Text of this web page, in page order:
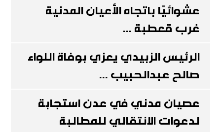
عشوائيًا باتجاه الأعيان المدنية
غرب قعطبة ...
الرئيس الزبيدي يعزي بوفاة اللواء
صالح عبدالحبيب ...
عصيان مدني في عدن استجابة
لدعوات الانتقالي للمطالبة